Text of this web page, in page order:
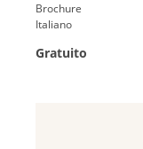
Brochure
Italiano
Gratuito